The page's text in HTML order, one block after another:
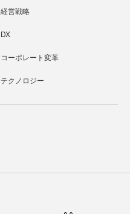
経営戦略
DX
コーポレート変革
テクノロジー